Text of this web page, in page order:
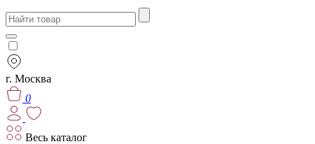
г. Москва
0
Весь каталог